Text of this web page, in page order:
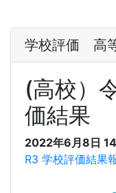
学校評価 高
(高校）
価結果
2022年6月8日
R3 学校評価結果